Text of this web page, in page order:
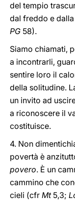
del tempio
dal freddo e
PG 58).
Siamo chiamati,
a incontrarli,
sentire loro il
della solitudine.
un invito ad
a riconoscere il
costituisce.
4. Non
povertà è
povero. È un
cammino che
cieli (cfr Mt5,3;